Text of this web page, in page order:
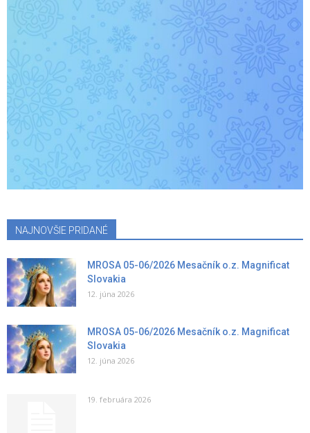
NAJNOVŠIE PRIDANÉ
MROSA 05-06/2026 Mesačník o.z. Magnificat
Slovakia
12. júna 2026
MROSA 05-06/2026 Mesačník o.z. Magnificat
Slovakia
12. júna 2026
19. februára 2026